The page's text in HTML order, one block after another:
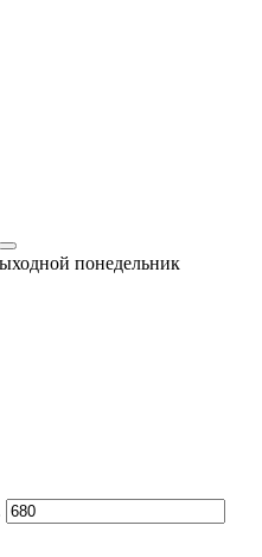
понедельник